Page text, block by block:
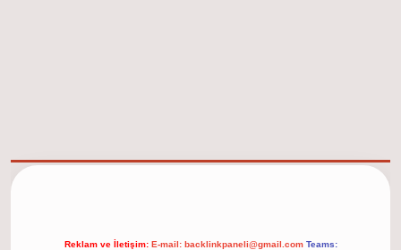
Reklam ve İletişim: E-mail: backlinkpaneli@gmail.com Teams: